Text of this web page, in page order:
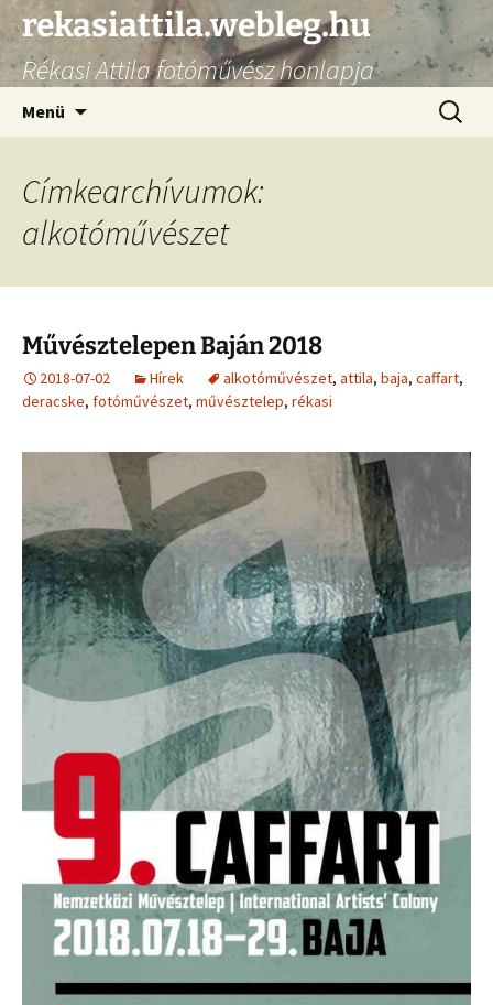
Ugrás
a
tartalomhoz
rekasiattila.webleg.hu
Rékasi Attila fotóművész honlapja
Menü
Címkearchívumok:
alkotóművészet
Művésztelepen Baján 2018
2018-07-02 Hírek alkotóművészet, attila, baja, caffart,
deracske, fotóművészet, művésztelep, rékasi